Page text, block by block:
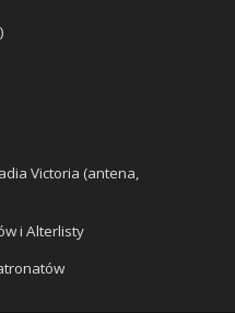
Victoria (antena,
i Alterlisty